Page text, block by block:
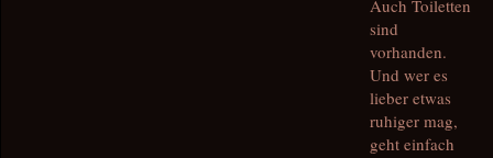
Auch Toiletten
sind
vorhanden.
Und wer es
lieber etwas
ruhiger mag,
geht einfach